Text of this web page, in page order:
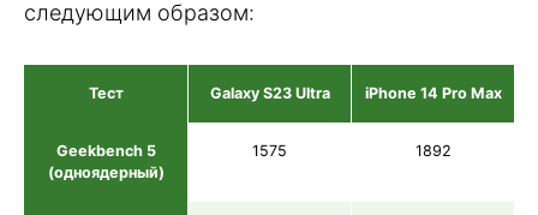
следующим образом:
Тест Galaxy S23 Ultra iPhone 14 Pro Max
Geekbench 5
(одноядерный)
1575 1892